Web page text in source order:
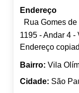
Endereço
Rua Gomes
1195 - Andar 4
Endereço
Bairro: Vila
Cidade: São